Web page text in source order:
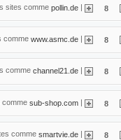
sites comme pollin.de | 8
comme www.asmc.de | 8
comme channel21.de 8
comme sub-shop.com | 8
comme smartvie.de | 8